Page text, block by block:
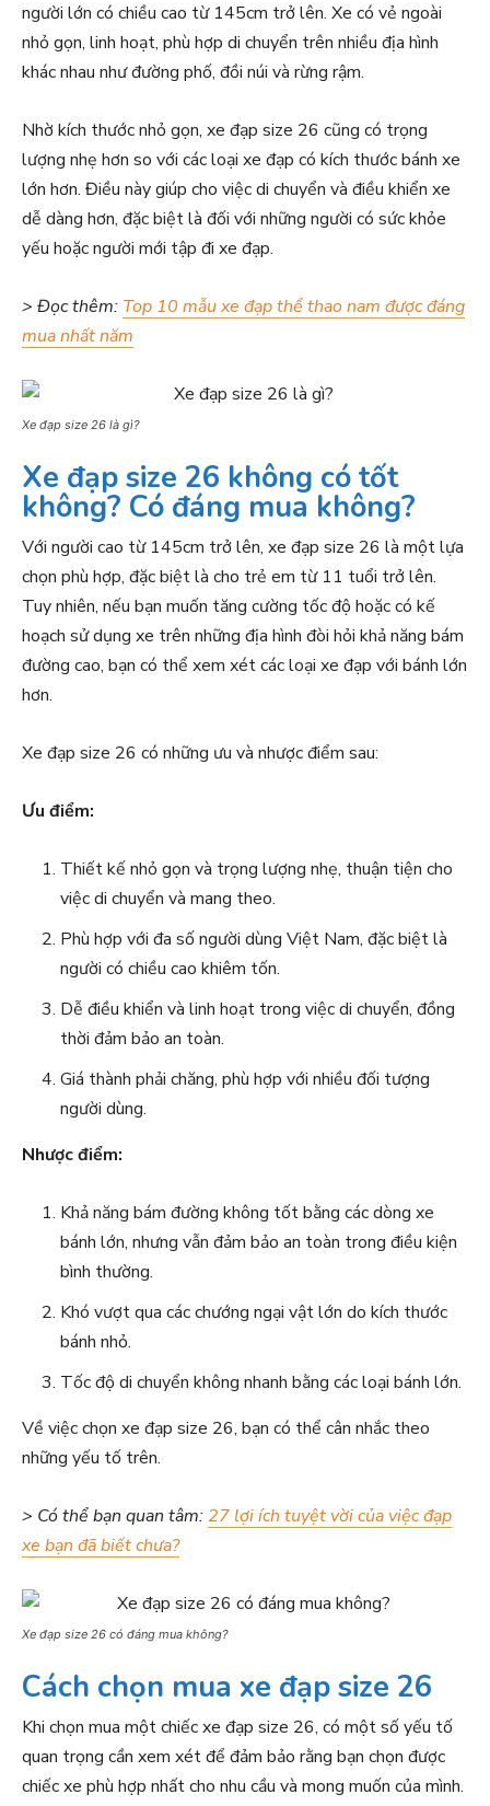
người lớn có chiều cao từ 145cm trở lên. Xe có vẻ ngoài
nhỏ gọn, linh hoạt, phù hợp di chuyển trên nhiều địa hình
khác nhau như đường phố, đồi núi và rừng rậm.
Nhờ kích thước nhỏ gọn, xe đạp size 26 cũng có trọng
lượng nhẹ hơn so với các loại xe đạp có kích thước bánh xe
lớn hơn. Điều này giúp cho việc di chuyển và điều khiển xe
dễ dàng hơn, đặc biệt là đối với những người có sức khỏe
yếu hoặc người mới tập đi xe đạp.
> Đọc thêm: Top 10 mẫu xe đạp thể thao nam được đáng
mua nhất năm
Xe đạp size 26 là gì?
Xe đạp size 26 không có tốt
không? Có đáng mua không?
Với người cao từ 145cm trở lên, xe đạp size 26 là một lựa
chọn phù hợp, đặc biệt là cho trẻ em từ 11 tuổi trở lên.
Tuy nhiên, nếu bạn muốn tăng cường tốc độ hoặc có kế
hoạch sử dụng xe trên những địa hình đòi hỏi khả năng bám
đường cao, bạn có thể xem xét các loại xe đạp với bánh lớn
hơn.
Xe đạp size 26 có những ưu và nhược điểm sau:
Ưu điểm:
Thiết kế nhỏ gọn và trọng lượng nhẹ, thuận tiện cho
việc di chuyển và mang theo.
Phù hợp với đa số người dùng Việt Nam, đặc biệt là
người có chiều cao khiêm tốn.
Dễ điều khiển và linh hoạt trong việc di chuyển, đồng
thời đảm bảo an toàn.
Giá thành phải chăng, phù hợp với nhiều đối tượng
người dùng.
Nhược điểm:
Khả năng bám đường không tốt bằng các dòng xe
bánh lớn, nhưng vẫn đảm bảo an toàn trong điều kiện
bình thường.
Khó vượt qua các chướng ngại vật lớn do kích thước
bánh nhỏ.
Tốc độ di chuyển không nhanh bằng các loại bánh lớn.
Về việc chọn xe đạp size 26, bạn có thể cân nhắc theo
những yếu tố trên.
> Có thể bạn quan tâm: 27 lợi ích tuyệt vời của việc đạp
xe bạn đã biết chưa?
Xe đạp size 26 có đáng mua không?
Cách chọn mua xe đạp size 26
Khi chọn mua một chiếc xe đạp size 26, có một số yếu tố
quan trọng cần xem xét để đảm bảo rằng bạn chọn được
chiếc xe phù hợp nhất cho nhu cầu và mong muốn của mình.